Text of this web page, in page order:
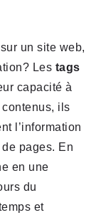
un site web,
Les tags
capacité à
ils
l’information
pages. En
en une
du
et